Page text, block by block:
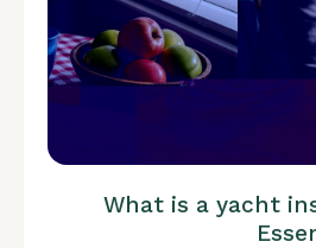
What is a yacht